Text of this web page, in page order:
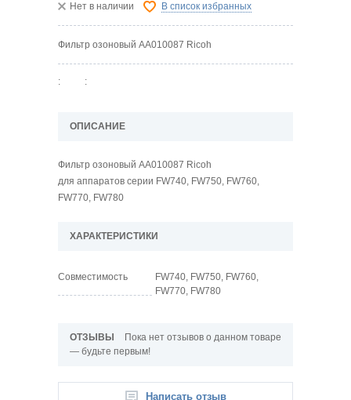
Нет в наличии В список избранных
Фильтр озоновый AA010087 Ricoh
: :
ОПИСАНИЕ
Фильтр озоновый AA010087 Ricoh
для аппаратов серии FW740, FW750, FW760,
FW770, FW780
ХАРАКТЕРИСТИКИ
Совместимость
FW740, FW750, FW760,
FW770, FW780
ОТЗЫВЫ
Пока нет отзывов о данном товаре
— будьте первым!
Написать отзыв